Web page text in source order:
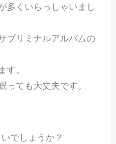
多くいらっしゃいまし
ブリミナルアルバムの
。
っても大丈夫です。
でしょうか？